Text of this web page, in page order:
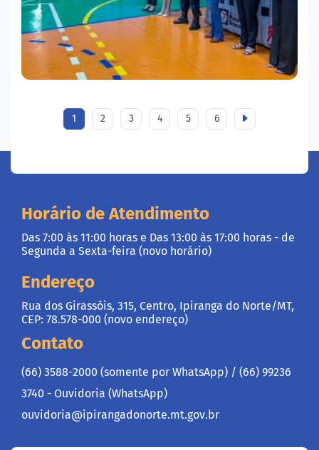
1 2 3 4 5 6
Horário de Atendimento
Das 7:00 às 11:00 horas e Das 13:00 às 17:00 horas - de
Segunda a Sexta-feira (novo horário)
Endereço
Rua dos Girassóis, 315, Centro, Ipiranga do Norte/MT,
CEP: 78.578-000 (novo endereço)
Contato
(66) 3588-2000 (somente por WhatsApp) / (66) 99236
3740 - Ouvidoria (WhatsApp)
ouvidoria@ipirangadonorte.mt.gov.br